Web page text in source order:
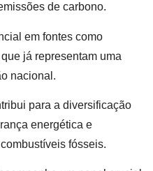
de carbono.
em fontes como
já representam uma
nacional.
para a diversificação
energética e
fósseis.